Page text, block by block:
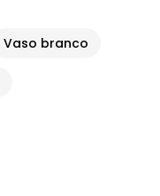
Vaso branco